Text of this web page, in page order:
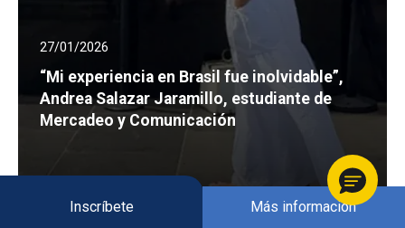
Inscríbete Más información
27/01/2026
“Mi experiencia en Brasil fue inolvidable”,
Andrea Salazar Jaramillo, estudiante de
Mercadeo y Comunicación